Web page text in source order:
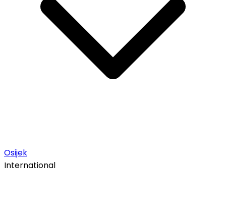
Osijek
International